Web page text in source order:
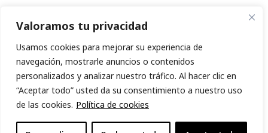
Valoramos tu privacidad
Usamos cookies para mejorar su experiencia de
navegación, mostrarle anuncios o contenidos
personalizados y analizar nuestro tráfico. Al hacer clic en
“Aceptar todo” usted da su consentimiento a nuestro uso
de las cookies. Política de cookies